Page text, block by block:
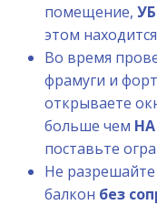
помещение,
этом находится
Во время
фрамуги и
открываете
больше чем
поставьте
Не
балкон без